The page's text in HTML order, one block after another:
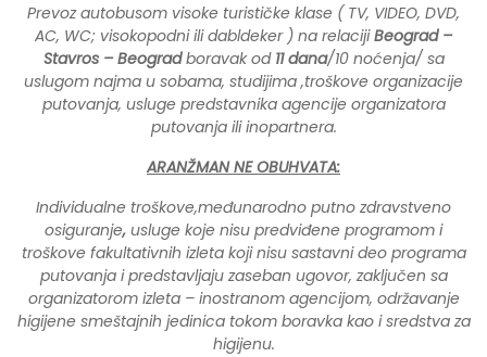
Prevoz autobusom visoke turističke klase ( TV, VIDEO, DVD,
AC, WC; visokopodni ili dabldeker ) na relacijiBeograd –
Stavros – Beogradboravak od 11 dana/10 noćenja/ sa
uslugom najma u sobama, studijima ,troškove organizacije
putovanja, usluge predstavnika agencije organizatora
putovanja ili inopartnera.
ARANŽMAN NE OBUHVATA:
Individualne troškove,međunarodno putno zdravstveno
osiguranje, usluge koje nisu predviđene programom i
troškove fakultativnih izleta koji nisu sastavni deo programa
putovanja i predstavljaju zaseban ugovor, zaključen sa
organizatorom izleta – inostranom agencijom, održavanje
higijene smeštajnih jedinica tokom boravka kao i sredstva za
higijenu.